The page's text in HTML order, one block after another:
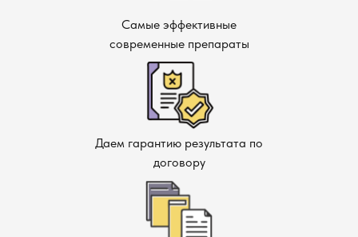
Самые эффективные
современные препараты
Даем гарантию результата по
договору